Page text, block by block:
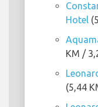
Hotel
KM /
(5,44